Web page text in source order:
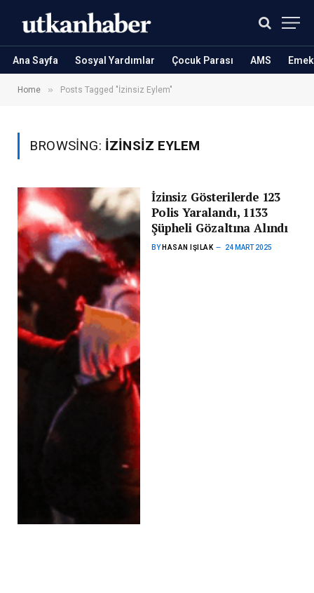
Ana Sayfa Sosyal Yardımlar Çocuk Parası AMS
Home » Posts Tagged "İzinsiz Eylem"
BROWSING: İZINSIZ EYLEM
İzinsiz Gösterilerde 123
Polis Yaralandı, 1133
Şüpheli Gözaltına Alındı
BY HASAN IŞILAK 24 MART 2025